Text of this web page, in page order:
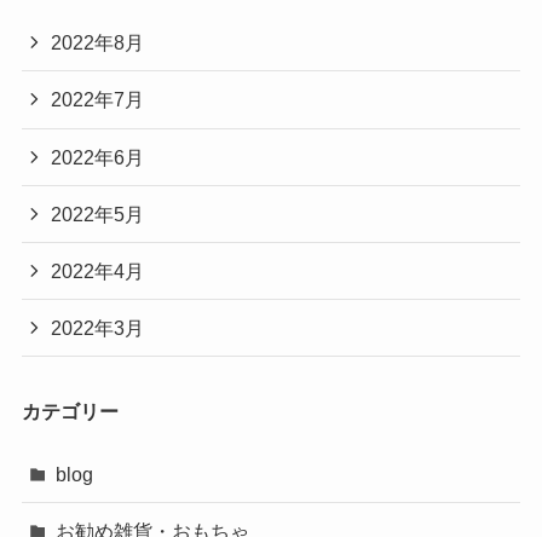
2022年8月
2022年7月
2022年6月
2022年5月
2022年4月
2022年3月
カテゴリー
blog
お勧め雑貨・おもちゃ